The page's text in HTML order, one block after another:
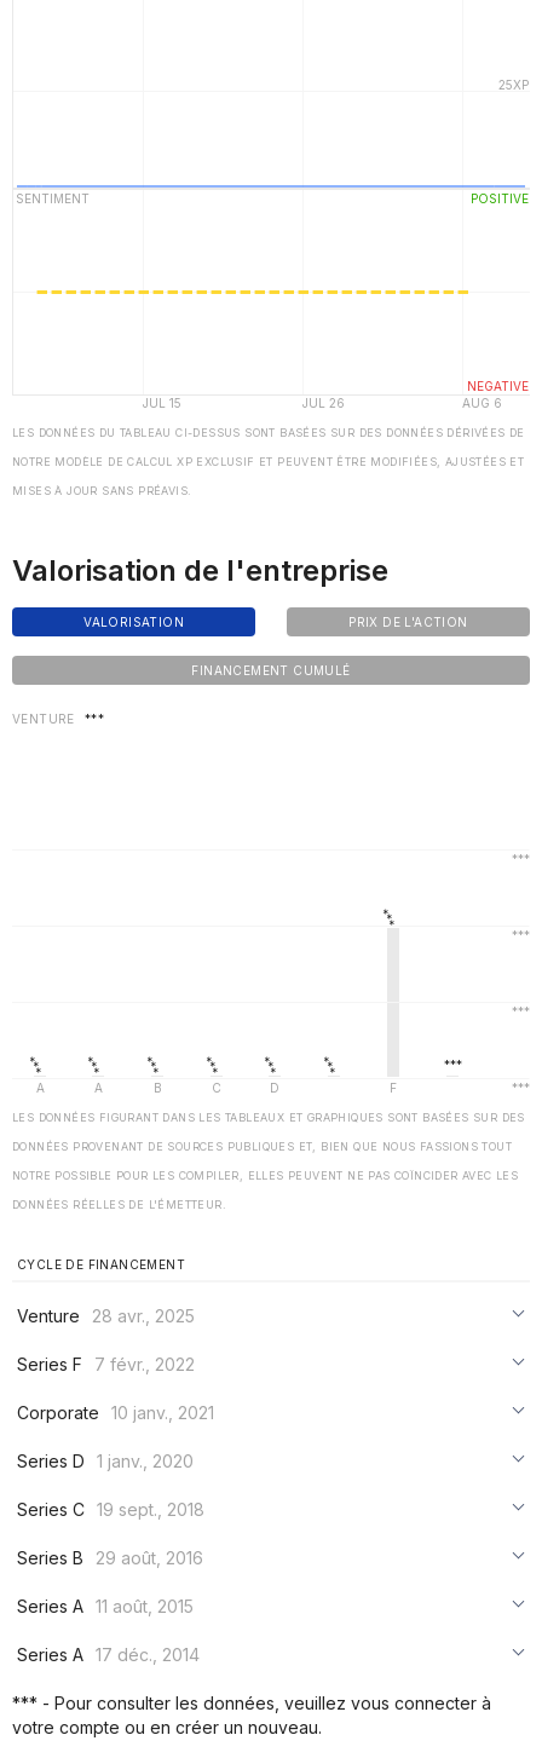
LES DONNÉES DU TABLEAU CI-DESSUS SONT BASÉES SUR DES DONNÉES DÉRIVÉES DE
NOTRE MODÈLE DE CALCUL XP EXCLUSIF ET PEUVENT ÊTRE MODIFIÉES, AJUSTÉES ET
MISES À JOUR SANS PRÉAVIS.
Valorisation de l'entreprise
VALORISATION PRIX DE L'ACTION
FINANCEMENT CUMULÉ
VENTURE ***
LES DONNÉES FIGURANT DANS LES TABLEAUX ET GRAPHIQUES SONT BASÉES SUR DES
DONNÉES PROVENANT DE SOURCES PUBLIQUES ET, BIEN QUE NOUS FASSIONS TOUT
NOTRE POSSIBLE POUR LES COMPILER, ELLES PEUVENT NE PAS COÏNCIDER AVEC LES
DONNÉES RÉELLES DE L'ÉMETTEUR.
CYCLE DE FINANCEMENT
Venture
28 avr., 2025
***
Series F
7 févr., 2022
***
Corporate
10 janv., 2021
***
Series D
1 janv., 2020
***
Series C 19 sept., 2018
***
Series B
29 août, 2016
***
Series A 11 août, 2015
***
Series A 17 déc., 2014
*** - Pour consulter les données, veuillez vous connecter à
votre compte ou en créer un nouveau.